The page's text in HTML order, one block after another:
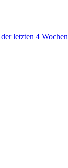
letzten 4 Wochen